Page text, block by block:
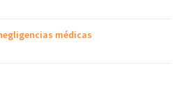
médicas